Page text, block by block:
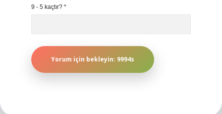
9 - 5 kaçtır? *